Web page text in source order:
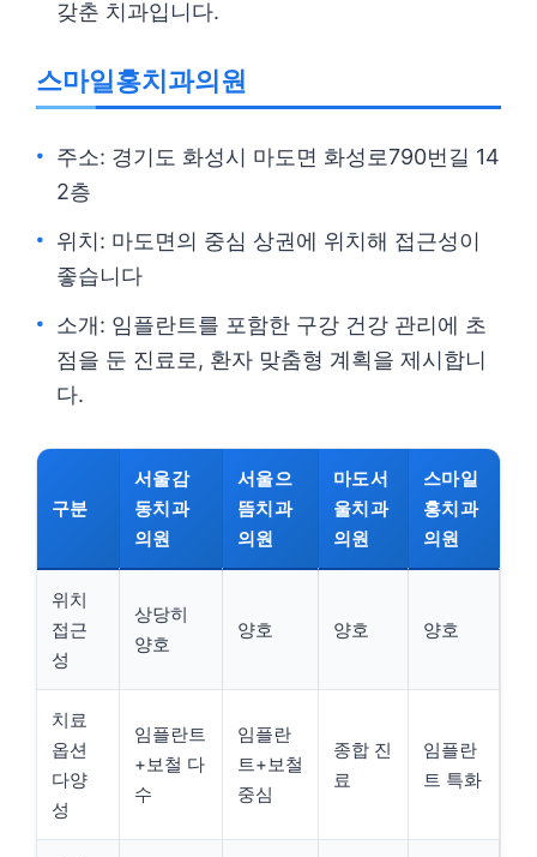
갖춘 치과입니다.
스마일홍치과의원
주소: 경기도 화성시 마도면 화성로790번길 14
2층
위치: 마도면의 중심 상권에 위치해 접근성이
좋습니다
소개: 임플란트를 포함한 구강 건강 관리에 초
점을 둔 진료로, 환자 맞춤형 계획을 제시합니
다.
구분
서울감
동치과
의원
서울으
뜸치과
의원
마도서
울치과
의원
스마일
홍치과
의원
위치
접근
성
상당히
양호
양호 양호 양호
치료
옵션
다양
성
임플란트
+보철 다
수
임플란
트+보철
중심
종합 진
료
임플란
트 특화